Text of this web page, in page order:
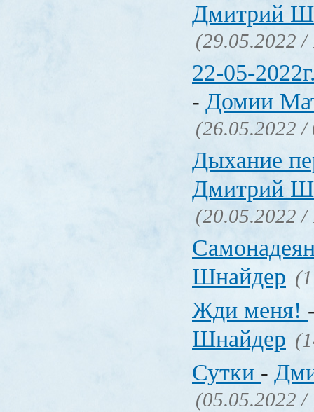
Дмитрий
(29.05.2022 /
22-05-
- Домии
(26.05.2022 /
Дыхание
Дмитрий
(20.05.2022 /
Шнайдер
Жди меня!
Шнайдер
Сутки -
(05.05.2022 /